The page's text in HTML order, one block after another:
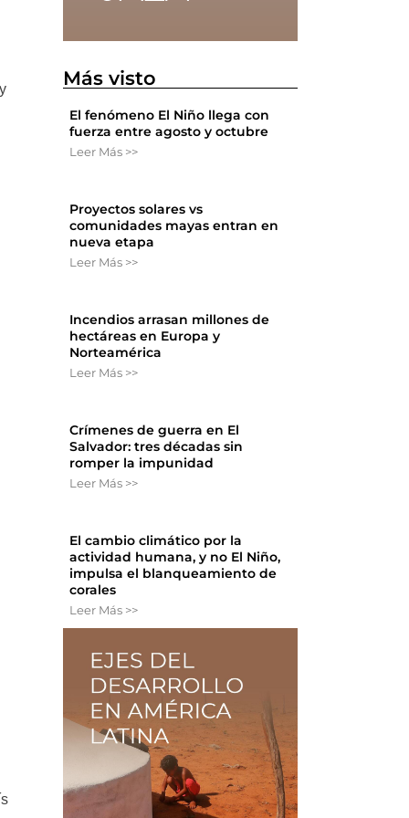
Más visto
El fenómeno El Niño llega con
fuerza entre agosto y octubre
Leer Más >>
Proyectos solares vs
comunidades mayas entran en
nueva etapa
Leer Más >>
Incendios arrasan millones de
hectáreas en Europa y
Norteamérica
Leer Más >>
Crímenes de guerra en El
Salvador: tres décadas sin
romper la impunidad
Leer Más >>
El cambio climático por la
actividad humana, y no El Niño,
impulsa el blanqueamiento de
corales
Leer Más >>